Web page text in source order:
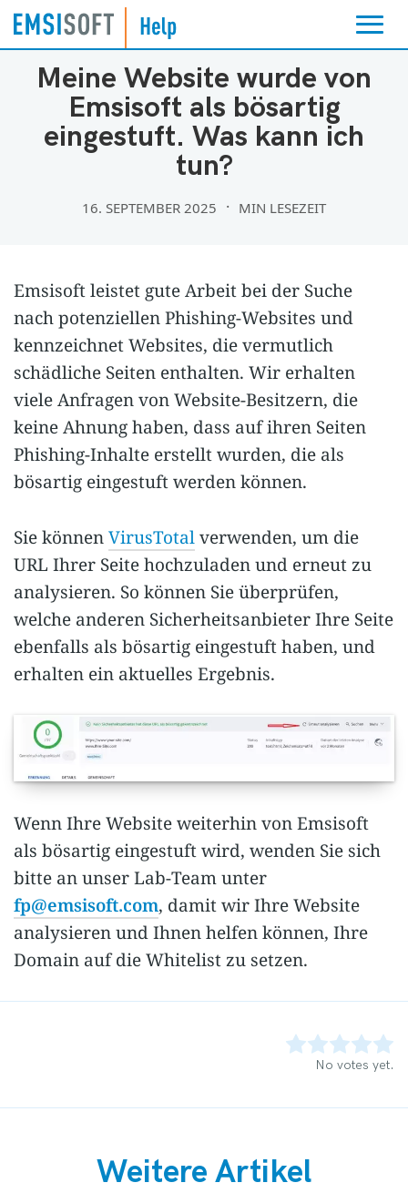
UNCATEGORIZED
Meine Website wurde von
Emsisoft als bösartig
eingestuft. Was kann ich
tun?
16. SEPTEMBER 2025 MIN LESEZEIT
Emsisoft leistet gute Arbeit bei der Suche
nach potenziellen Phishing-Websites und
kennzeichnet Websites, die vermutlich
schädliche Seiten enthalten. Wir erhalten
viele Anfragen von Website-Besitzern, die
keine Ahnung haben, dass auf ihren Seiten
Phishing-Inhalte erstellt wurden, die als
bösartig eingestuft werden können.
Sie könnenVirusTotalverwenden, um die
URL Ihrer Seite hochzuladen und erneut zu
analysieren. So können Sie überprüfen,
welche anderen Sicherheitsanbieter Ihre Seite
ebenfalls als bösartig eingestuft haben, und
erhalten ein aktuelles Ergebnis.
Wenn Ihre Website weiterhin von Emsisoft
als bösartig eingestuft wird, wenden Sie sich
bitte an unser Lab-Team unter
fp@emsisoft.com, damit wir Ihre Website
analysieren und Ihnen helfen können, Ihre
Domain auf die Whitelist zu setzen.
No votes yet.
Weitere Artikel